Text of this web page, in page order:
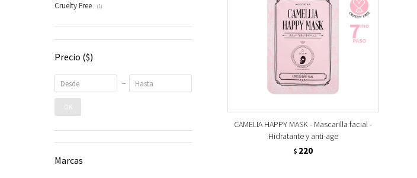
CAMELIA HAPPY MASK - Mascarilla facial -
Hidratante y anti-age
$ 220
Cruelty Free (1)
Precio ($)
OK
Marcas